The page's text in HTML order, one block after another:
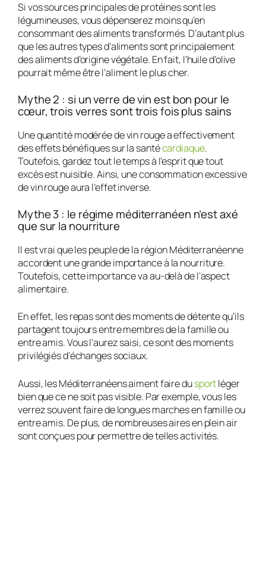
Si vos sources principales de protéines sont les
légumineuses, vous dépenserez moins qu’en
consommant des aliments transformés. D’autant plus
que les autres types d’aliments sont principalement
des aliments d’origine végétale. En fait, l’huile d’olive
pourrait même être l’aliment le plus cher.
Mythe 2 : si un verre de vin est bon pour le
cœur, trois verres sont trois fois plus sains
Une quantité modérée de vin rouge a effectivement
des effets bénéfiques sur la santécardiaque.
Toutefois, gardez tout le temps à l’esprit que tout
excès est nuisible. Ainsi, une consommation excessive
de vin rouge aura l’effet inverse.
Mythe 3 : le régime méditerranéen n’est axé
que sur la nourriture
Il est vrai que les peuple de la région Méditerranéenne
accordent une grande importance à la nourriture.
Toutefois, cette importance va au-delà de l’aspect
alimentaire.
En effet, les repas sont des moments de détente qu’ils
partagent toujours entre membres de la famille ou
entre amis. Vous l’aurez saisi, ce sont des moments
privilégiés d’échanges sociaux.
Aussi, les Méditerranéens aiment faire dusportléger
bien que ce ne soit pas visible. Par exemple, vous les
verrez souvent faire de longues marches en famille ou
entre amis. De plus, de nombreuses aires en plein air
sont conçues pour permettre de telles activités.